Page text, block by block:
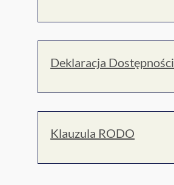
Deklaracja Dostępności
Klauzula RODO